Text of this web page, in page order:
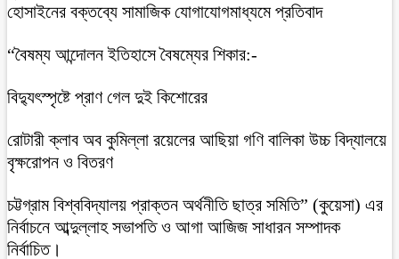
হোসাইনের বক্তব্যে সামাজিক যোগাযোগমাধ্যমে প্রতিবাদ
“বৈষম্য আন্দোলন ইতিহাসে বৈষম্যের শিকার:-
বিদ্যুৎস্পৃষ্টে প্রাণ গেল দুই কিশোরের
রোটারী ক্লাব অব কুমিল্লা রয়েলের আছিয়া গণি বালিকা উচ্চ বিদ্যালয়ে
বৃক্ষরোপন ও বিতরণ
চট্টগ্রাম বিশ্ববিদ্যালয় প্রাক্তন অর্থনীতি ছাত্র সমিতি” (কুয়েসা) এর
নির্বাচনে আব্দুল্লাহ সভাপতি ও আগা আজিজ সাধারন সম্পাদক
নির্বাচিত।